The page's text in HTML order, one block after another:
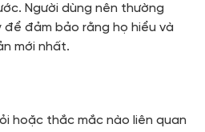
Người dùng nên thường
đảm bảo rằng họ hiểu và
mới nhất.
hoặc thắc mắc nào liên quan